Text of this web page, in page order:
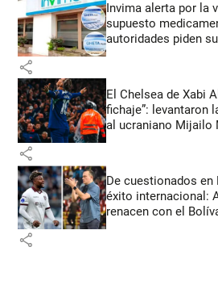
Invima alerta por la
supuesto
autoridades piden
share
El Chelsea de Xabi
fichaje”: levantaron
al ucraniano Mijailo
share
De cuestionados en
éxito internacional:
renacen con el
share